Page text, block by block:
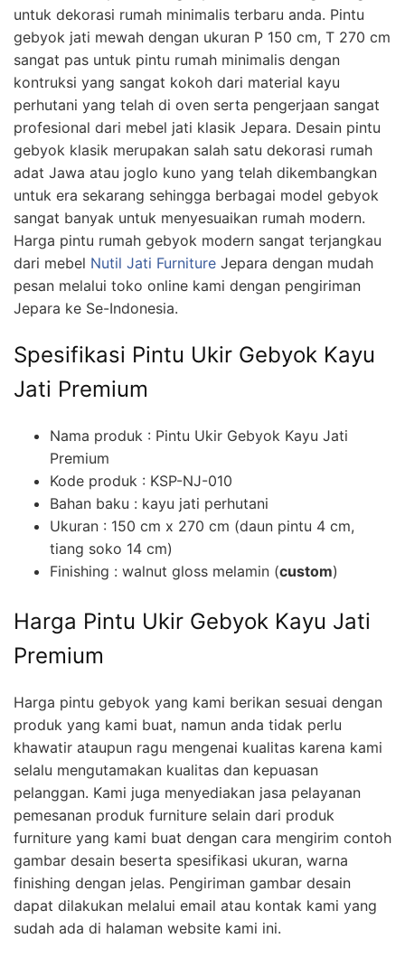
untuk dekorasi rumah minimalis terbaru anda. Pintu
gebyok jati mewah dengan ukuran P 150 cm, T 270 cm
sangat pas untuk pintu rumah minimalis dengan
kontruksi yang sangat kokoh dari material kayu
perhutani yang telah di oven serta pengerjaan sangat
profesional dari mebel jati klasik Jepara. Desain pintu
gebyok klasik merupakan salah satu dekorasi rumah
adat Jawa atau joglo kuno yang telah dikembangkan
untuk era sekarang sehingga berbagai model gebyok
sangat banyak untuk menyesuaikan rumah modern.
Harga pintu rumah gebyok modern sangat terjangkau
dari mebel Nutil Jati Furniture Jepara dengan mudah
pesan melalui toko online kami dengan pengiriman
Jepara ke Se-Indonesia.
Spesifikasi Pintu Ukir Gebyok Kayu
Jati Premium
Nama produk : Pintu Ukir Gebyok Kayu Jati
Premium
Kode produk : KSP-NJ-010
Bahan baku : kayu jati perhutani
Ukuran : 150 cm x 270 cm (daun pintu 4 cm,
tiang soko 14 cm)
Finishing : walnut gloss melamin (custom)
Harga Pintu Ukir Gebyok Kayu Jati
Premium
Harga pintu gebyok yang kami berikan sesuai dengan
produk yang kami buat, namun anda tidak perlu
khawatir ataupun ragu mengenai kualitas karena kami
selalu mengutamakan kualitas dan kepuasan
pelanggan. Kami juga menyediakan jasa pelayanan
pemesanan produk furniture selain dari produk
furniture yang kami buat dengan cara mengirim contoh
gambar desain beserta spesifikasi ukuran, warna
finishing dengan jelas. Pengiriman gambar desain
dapat dilakukan melalui email atau kontak kami yang
sudah ada di halaman website kami ini.